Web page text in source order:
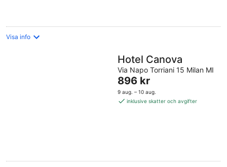
Visa info
Hotel Canova
Via Napo Torriani 15 Milan MI
Priset
är
896 kr
896 kr
9 aug. – 10 aug.
inklusive skatter och avgifter